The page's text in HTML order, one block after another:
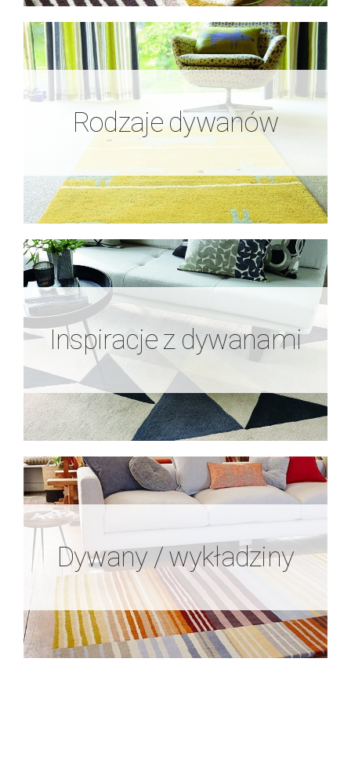
Rodzaje dywanów
Rodzaje dywanów
Inspiracje z dywanami
Inspiracje z dywanami
Zobacz więcej
Dywany / wykładziny
Dywany / wykładziny
Zobacz więcej